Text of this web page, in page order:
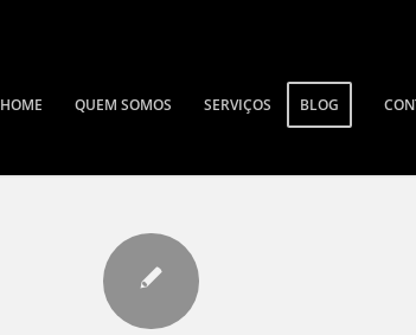
HOME QUEM SOMOS SERVIÇOS BLOG